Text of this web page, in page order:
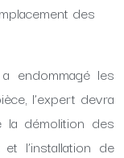
des
endommagé les
l’expert devra
démolition des
l’installation de